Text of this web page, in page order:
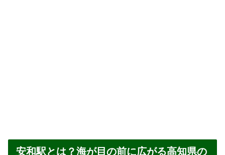
安和駅とは？海が目の前に広がる高知県の